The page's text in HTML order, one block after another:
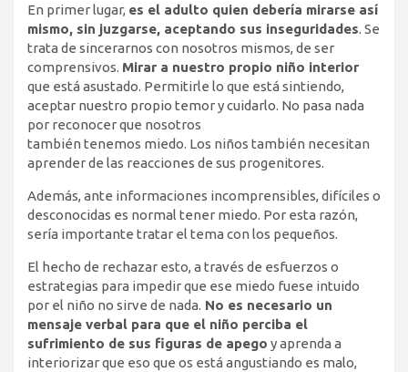
En primer lugar, es el adulto quien debería mirarse así
mismo, sin juzgarse, aceptando sus inseguridades. Se
trata de sincerarnos con nosotros mismos, de ser
comprensivos. Mirar a nuestro propio niño interior
que está asustado. Permitirle lo que está sintiendo,
aceptar nuestro propio temor y cuidarlo. No pasa nada
por reconocer que nosotros
también tenemos miedo. Los niños también necesitan
aprender de las reacciones de sus progenitores.
Además, ante informaciones incomprensibles, difíciles o
desconocidas es normal tener miedo. Por esta razón,
sería importante tratar el tema con los pequeños.
El hecho de rechazar esto, a través de esfuerzos o
estrategias para impedir que ese miedo fuese intuido
por el niño no sirve de nada. No es necesario un
mensaje verbal para que el niño perciba el
sufrimiento de sus figuras de apego y aprenda a
interiorizar que eso que os está angustiando es malo,